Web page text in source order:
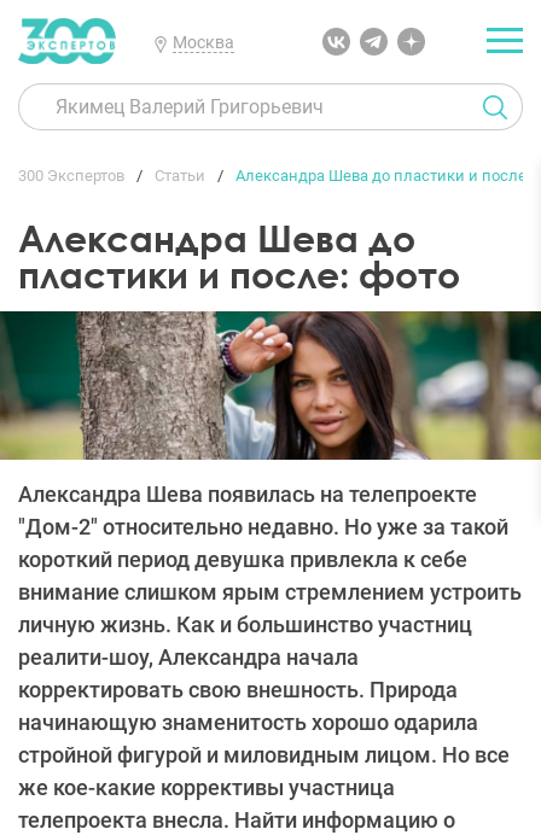
Москва
300 Экспертов Статьи Александра Шева до пластики и после:
Александра Шева до
пластики и после: фото
Александра Шева появилась на телепроекте
"Дом-2" относительно недавно. Но уже за такой
короткий период девушка привлекла к себе
внимание слишком ярым стремлением устроить
личную жизнь. Как и большинство участниц
реалити-шоу, Александра начала
корректировать свою внешность. Природа
начинающую знаменитость хорошо одарила
стройной фигурой и миловидным лицом. Но все
же кое-какие коррективы участница
телепроекта внесла. Найти информацию о